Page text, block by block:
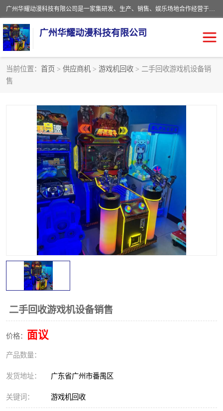
广州华耀动漫科技有限公司是一家集研发、生产、销售、娱乐场地合作经营于一体的动漫游戏公司。本公司拥有一支年轻化集研发生产到售后服务的队伍，及时地为客户提供、赚钱的产品。本公司以雄厚的实力、合理的价格、优良的服务与多家企业建立了长期的合作关系。热诚欢迎各界前来参观、考察、洽谈业务。目前公司经营的产品有：各种捕渔游戏机系列，大型模拟机系列、轮盘机系列、连线机系列、框体机系列、玛莉机系列等。
广州华耀动漫科技有限公司
当前位置： 首页 > 供应商机 > 游戏机回收 > 二手回收游戏机设备销
售
二手回收游戏机设备销售
价格： 面议
产品数量：
发货地址： 广东省广州市番禺区
关键词： 游戏机回收
赛车回收 电玩城回收
模拟机回收 儿童机回收
游戏厅回收 *机回收